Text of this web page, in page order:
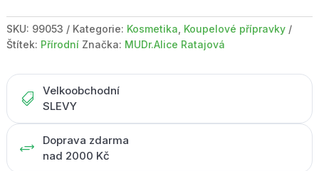
mandarinka
50g
SKU: 99053 Kategorie: Kosmetika Koupelové přípravky
Štítek: Přírodní Značka: MUDr.Alice Ratajová

Velkoobchodní
SLEVY
+
Doprava zdarma
nad 2000 Kč